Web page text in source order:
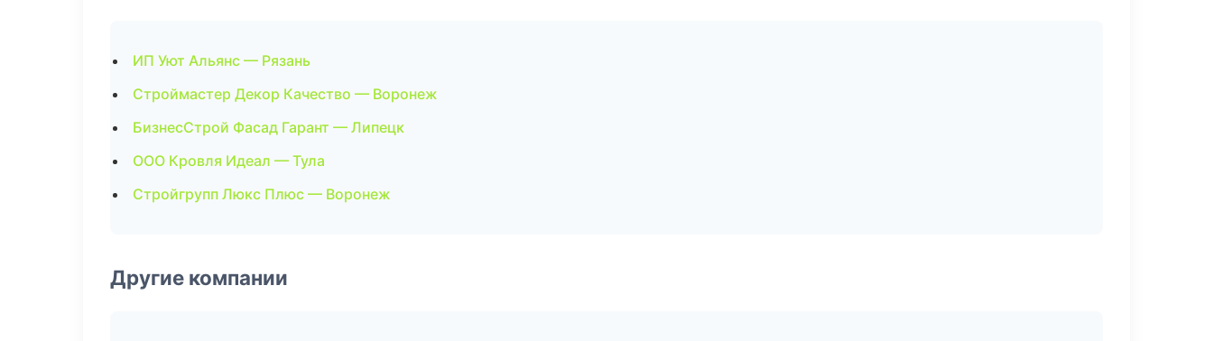
ИП Уют Альянс — Рязань
Строймастер Декор Качество — Воронеж
БизнесСтрой Фасад Гарант — Липецк
ООО Кровля Идеал — Тула
Стройгрупп Люкс Плюс — Воронеж
Другие компании